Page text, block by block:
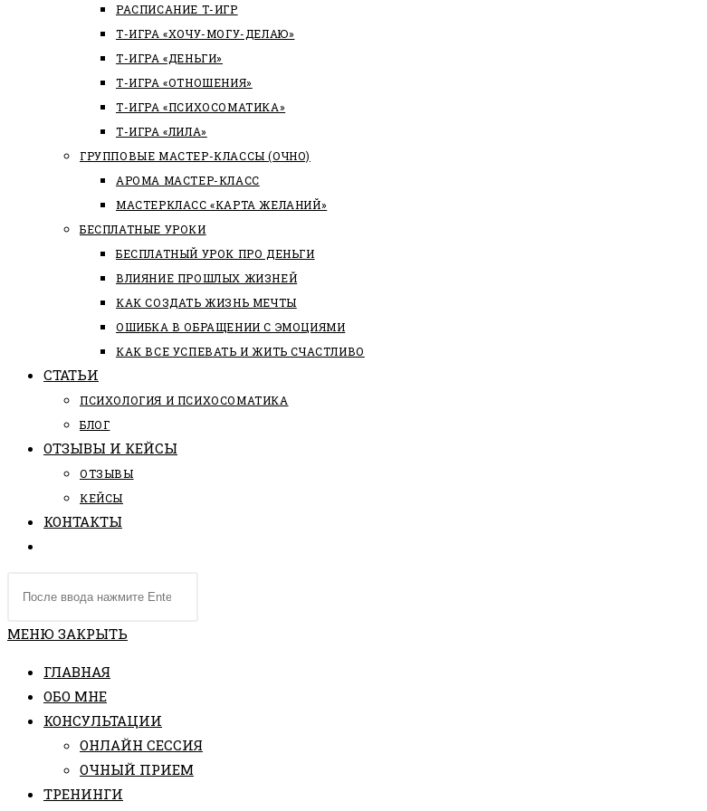
РАСПИСАНИЕ Т-ИГР
Т-ИГРА «ХОЧУ-МОГУ-ДЕЛАЮ»
Т-ИГРА «ДЕНЬГИ»
Т-ИГРА «ОТНОШЕНИЯ»
Т-ИГРА «ПСИХОСОМАТИКА»
Т-ИГРА «ЛИЛА»
ГРУППОВЫЕ МАСТЕР-КЛАССЫ (ОЧНО)
АРОМА МАСТЕР-КЛАСС
МАСТЕРКЛАСС «КАРТА ЖЕЛАНИЙ»
БЕСПЛАТНЫЕ УРОКИ
БЕСПЛАТНЫЙ УРОК ПРО ДЕНЬГИ
ВЛИЯНИЕ ПРОШЛЫХ ЖИЗНЕЙ
КАК СОЗДАТЬ ЖИЗНЬ МЕЧТЫ
ОШИБКА В ОБРАЩЕНИИ С ЭМОЦИЯМИ
КАК ВСЕ УСПЕВАТЬ И ЖИТЬ СЧАСТЛИВО
СТАТЬИ
ПCИХОЛОГИЯ И ПСИХОСОМАТИКА
БЛОГ
ОТЗЫВЫ И КЕЙСЫ
ОТЗЫВЫ
КЕЙСЫ
КОНТАКТЫ
ПО
САЙТУ
сайте
МЕНЮ ЗАКРЫТЬ
ГЛАВНАЯ
ОБО МНЕ
КОНСУЛЬТАЦИИ
ОНЛАЙН СЕССИЯ
ОЧНЫЙ ПРИЕМ
ТРЕНИНГИ